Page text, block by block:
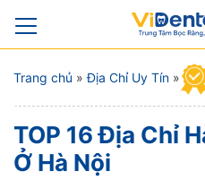
Trang chủ »Địa Chỉ Uy Tín »
TOP 16 Địa Chỉ
Ở Hà Nội